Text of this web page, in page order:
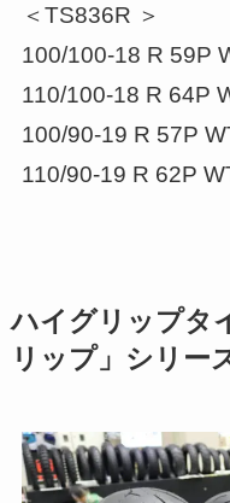
＜TS836R ＞
100/100-18 R 59P
110/100-18 R 64P
100/90-19 R 57P
110/90-19 R 62P
ハイグリップタ
リップ」シリー